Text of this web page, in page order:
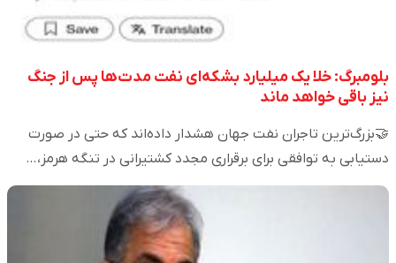
بلومبرگ: خلا یک میلیارد بشکه‌ای نفت مدت‌ها پس از جنگ
نیز باقی خواهد ماند
🤝بزرگ‌ترین تاجران نفت جهان هشدار داده‌اند که حتی در صورت
دستیابی به توافقی برای برقراری مجدد کشتیرانی در تنگه هرمز،…